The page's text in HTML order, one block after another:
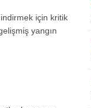
indirmek için kritik
yangın